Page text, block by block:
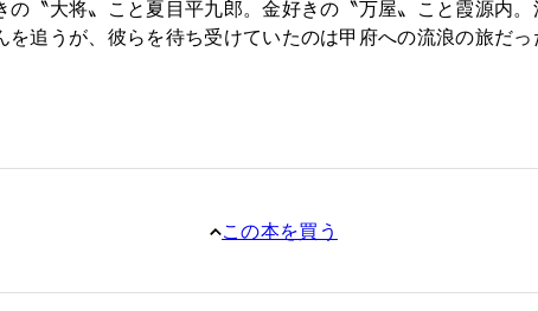
〝大将〟こと夏目平九郎。金好きの〝万屋〟こと霞源内
追うが、彼らを待ち受けていたのは甲府への流浪の旅だ
この本を買う